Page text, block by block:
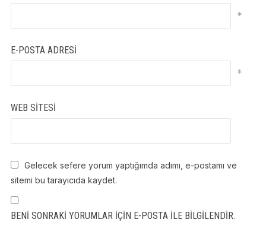
*
E-POSTA ADRESI
*
WEB SITESI
Gelecek sefere yorum yaptığımda adımı, e-postamı ve
sitemi bu tarayıcıda kaydet.
BENI SONRAKI YORUMLAR IÇIN E-POSTA ILE BILGILENDIR.